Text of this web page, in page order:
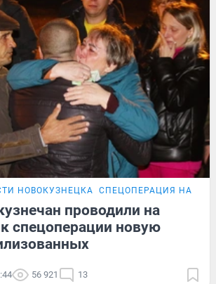
НОВОКУЗНЕЦКА СПЕЦОПЕРАЦИЯ НА
проводили на
спецоперации новую
56 921 13